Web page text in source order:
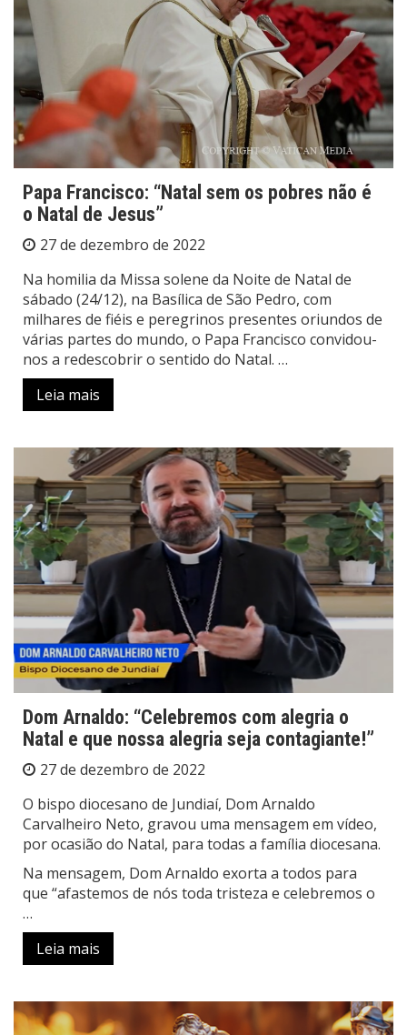
Papa Francisco: “Natal sem os pobres não é
o Natal de Jesus”
27 de dezembro de 2022
Na homilia da Missa solene da Noite de Natal de
sábado (24/12), na Basílica de São Pedro, com
milhares de fiéis e peregrinos presentes oriundos de
várias partes do mundo, o Papa Francisco convidou-
nos a redescobrir o sentido do Natal. …
Leia mais
Dom Arnaldo: “Celebremos com alegria o
Natal e que nossa alegria seja contagiante!”
27 de dezembro de 2022
O bispo diocesano de Jundiaí, Dom Arnaldo
Carvalheiro Neto, gravou uma mensagem em vídeo,
por ocasião do Natal, para todas a família diocesana.
Na mensagem, Dom Arnaldo exorta a todos para
que “afastemos de nós toda tristeza e celebremos o
…
Leia mais